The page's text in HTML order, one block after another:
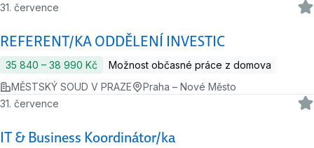
REFERENT/KA ODDĚLENÍ INVESTIC
31. července
35 840 ‍–‍ 38 990 Kč
Možnost občasné práce z domova
MĚSTSKÝ SOUD V PRAZE
Praha – Nové Město
IT & Business Koordinátor/ka
31. července